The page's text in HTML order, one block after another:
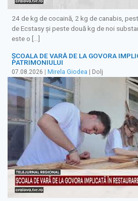
24 de kg de cocaină, 2 kg de canabis,
de Ecstasy și peste două kg de noi
este o […]
ȘCOALA DE VARĂ DE LA GOVORA
PATRIMONIULUI
07.08.2026 Mirela Giodea | Dolj